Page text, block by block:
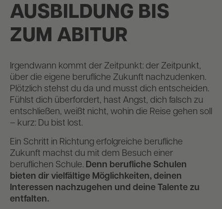
AUSBILDUNG BIS
ZUM ABITUR
Irgendwann kommt der Zeitpunkt: der Zeitpunkt,
über die eigene berufliche Zukunft nachzudenken.
Plötzlich stehst du da und musst dich entscheiden.
Fühlst dich überfordert, hast Angst, dich falsch zu
entschließen, weißt nicht, wohin die Reise gehen soll
– kurz: Du bist lost.
Ein Schritt in Richtung erfolgreiche berufliche
Zukunft machst du mit dem Besuch einer
beruflichen Schule. Denn berufliche Schulen
bieten dir vielfältige Möglichkeiten, deinen
Interessen nachzugehen und deine Talente zu
entfalten.